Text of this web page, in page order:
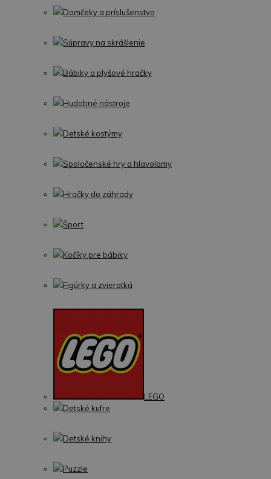
Domčeky a príslušenstvo
Súpravy na skrášlenie
Bábiky a plyšové hračky
Hudobné nástroje
Detské kostýmy
Spoločenské hry a hlavolamy
Hračky do záhrady
Šport
Kočíky pre bábiky
Figúrky a zvieratká
LEGO
Detské kufre
Detské knihy
Puzzle